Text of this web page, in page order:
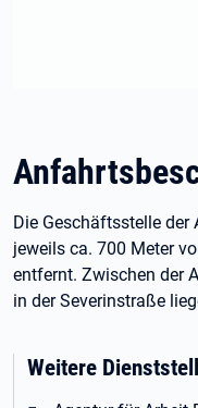
Die Geschäftsstelle
jeweils ca. 700 Meter
entfernt. Zwischen der
in der Severinstraße
Weitere